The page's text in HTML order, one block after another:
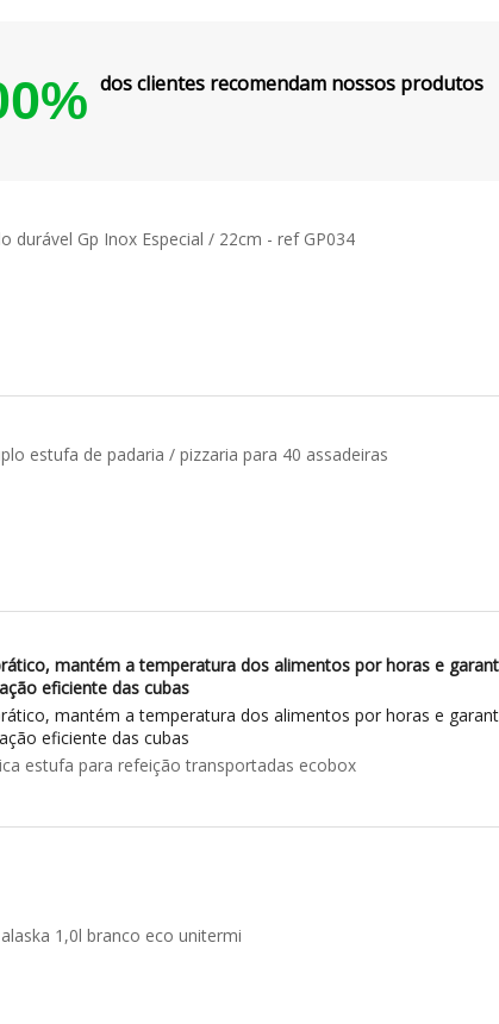
dos clientes recomendam nossos produtos
durável Gp Inox Especial / 22cm - ref GP034
estufa de padaria / pizzaria para 40 assadeiras
mantém a temperatura dos alimentos por horas e
eficiente das cubas
mantém a temperatura dos alimentos por horas e
eficiente das cubas
estufa para refeição transportadas ecobox
1,0l branco eco unitermi